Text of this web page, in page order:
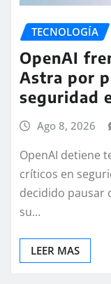
TECNOLOGÍA
OpenAI
Astra por
seguridad
Ago 8, 2026
OpenAI detiene
críticos en
decidido pausar
su…
LEER MAS